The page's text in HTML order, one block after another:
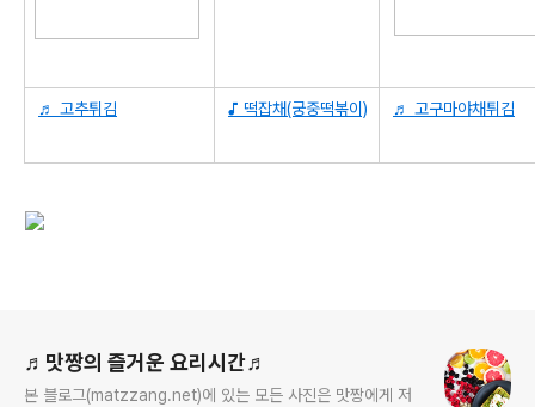
♬ 고추튀김 ♪ 떡잡채(궁중떡볶이) ♬ 고구마야채튀김
♬맛짱의 즐거운 요리시간♬
본 블로그(matzzang.net)에 있는 모든 사진은 맛짱에게 저